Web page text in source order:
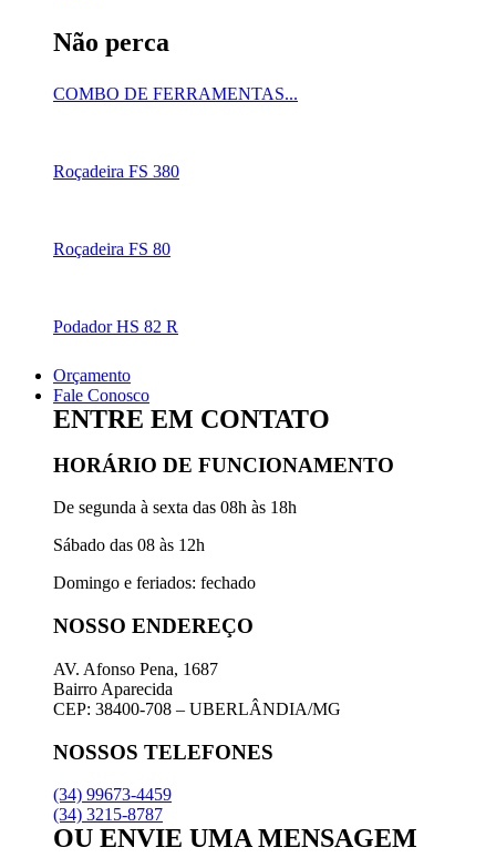
Não perca
COMBO DE FERRAMENTAS...
Roçadeira FS 380
Roçadeira FS 80
Podador HS 82 R
Orçamento
Fale Conosco
ENTRE EM CONTATO
HORÁRIO DE FUNCIONAMENTO
De segunda à sexta das 08h às 18h
Sábado das 08 às 12h
Domingo e feriados: fechado
NOSSO ENDEREÇO
AV. Afonso Pena, 1687
Bairro Aparecida
CEP: 38400-708 – UBERLÂNDIA/MG
NOSSOS TELEFONES
(34) 99673-4459
(34) 3215-8787
OU ENVIE UMA MENSAGEM